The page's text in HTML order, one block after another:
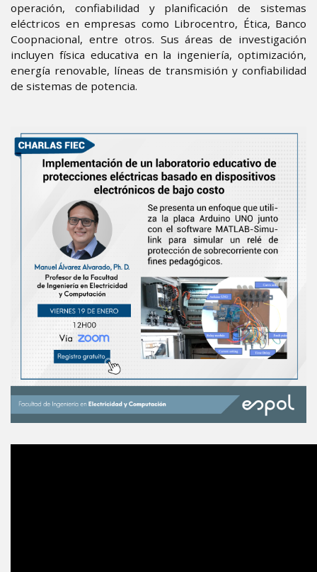
operación, confiabilidad y planificación de sistemas
eléctricos en empresas como Librocentro, Ética, Banco
Coopnacional, entre otros. Sus áreas de investigación
incluyen física educativa en la ingeniería, optimización,
energía renovable, líneas de transmisión y confiabilidad
de sistemas de potencia.